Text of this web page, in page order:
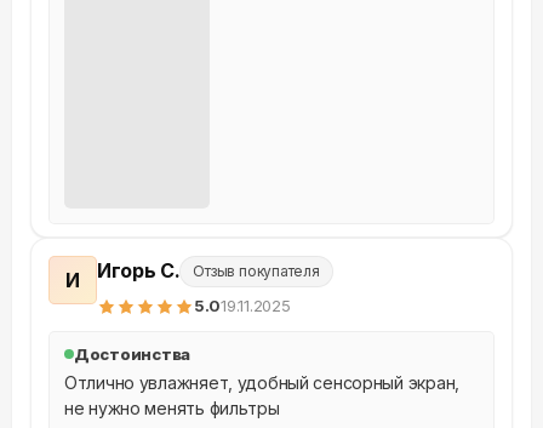
И Игорь С. Отзыв покупателя
5.019.11.2025
Достоинства
Отлично увлажняет, удобный сенсорный экран,
не нужно менять фильтры